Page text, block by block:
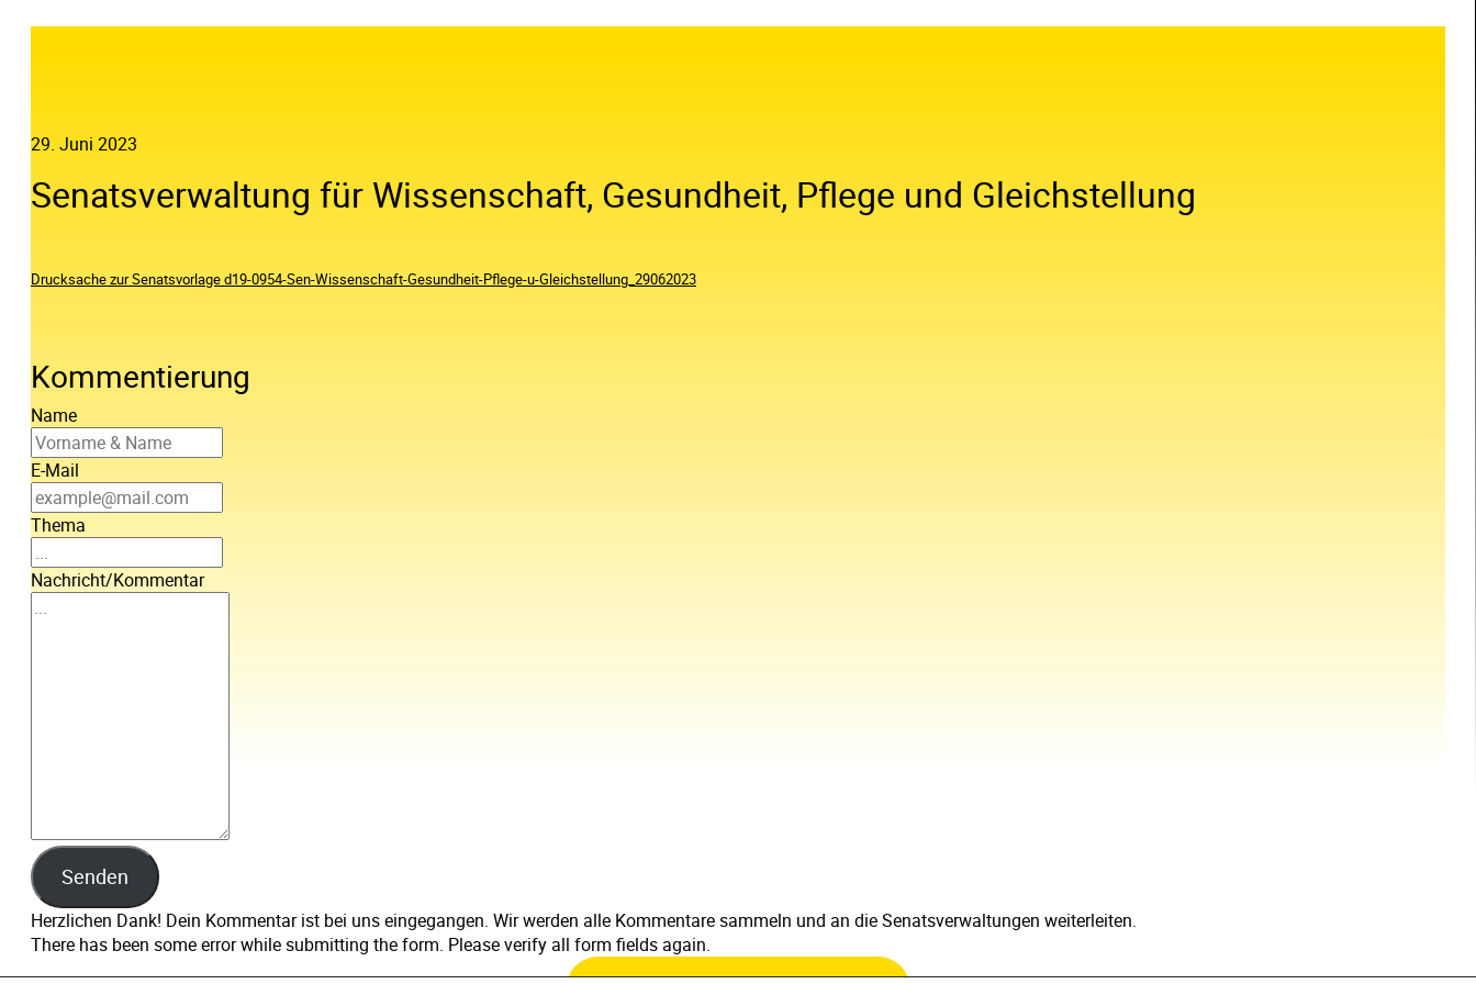
29. Juni 2023
Senatsverwaltung für Wissenschaft, Gesundheit, Pflege und Gleichstellung
Drucksache zur Senatsvorlage d19-0954-Sen-Wissenschaft-Gesundheit-Pflege-u-Gleichstellung_29062023
Kommentierung
Name
E-Mail
Thema
Nachricht/Kommentar
Senden
Herzlichen Dank! Dein Kommentar ist bei uns eingegangen. Wir werden alle Kommentare sammeln und an die Senatsverwaltungen weiterleiten.
There has been some error while submitting the form. Please verify all form fields again.